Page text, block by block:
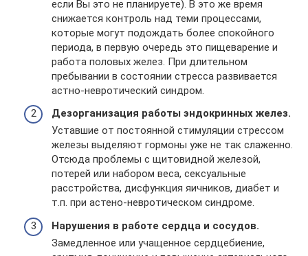
если Вы это не планируете). В это же время
снижается контроль над теми процессами,
которые могут подождать более спокойного
периода, в первую очередь это пищеварение и
работа половых желез. При длительном
пребывании в состоянии стресса развивается
астно-невротический синдром.
Дезорганизация работы эндокринных желез.
Уставшие от постоянной стимуляции стрессом
железы выделяют гормоны уже не так слаженно.
Отсюда проблемы с щитовидной железой,
потерей или набором веса, сексуальные
расстройства, дисфункция яичников, диабет и
т.п. при астено-невротическом синдроме.
Нарушения в работе сердца и сосудов.
Замедленное или учащенное сердцебиение,